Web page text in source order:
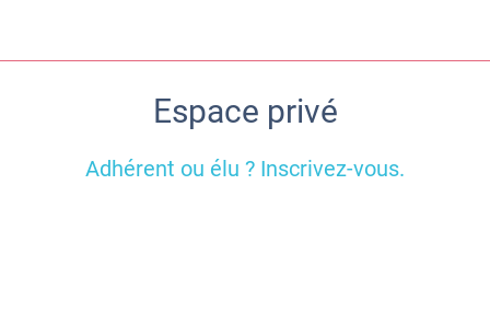
Espace privé
Adhérent ou élu ? Inscrivez-vous.